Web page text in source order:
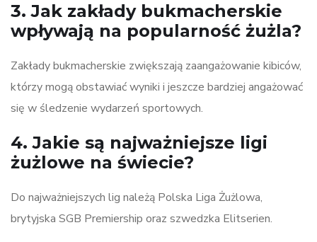
3. Jak zakłady bukmacherskie
wpływają na popularność żużla?
Zakłady bukmacherskie zwiększają zaangażowanie kibiców,
którzy mogą obstawiać wyniki i jeszcze bardziej angażować
się w śledzenie wydarzeń sportowych.
4. Jakie są najważniejsze ligi
żużlowe na świecie?
Do najważniejszych lig należą Polska Liga Żużlowa,
brytyjska SGB Premiership oraz szwedzka Elitserien.